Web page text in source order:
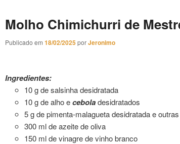
Molho Chimichurri de
Publicado em 18/02/2025porJeronimo
Ingredientes:
10 g de salsinha desidratada
10 g de alho eceboladesidratados
5 g de pimenta-malagueta desidratada e
300 ml de azeite de oliva
150 ml de vinagre de vinho branco